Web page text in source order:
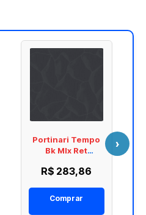
Portinari Tempo
Bk Mlx Ret
6062540A
R$ 283,86
Comprar
›